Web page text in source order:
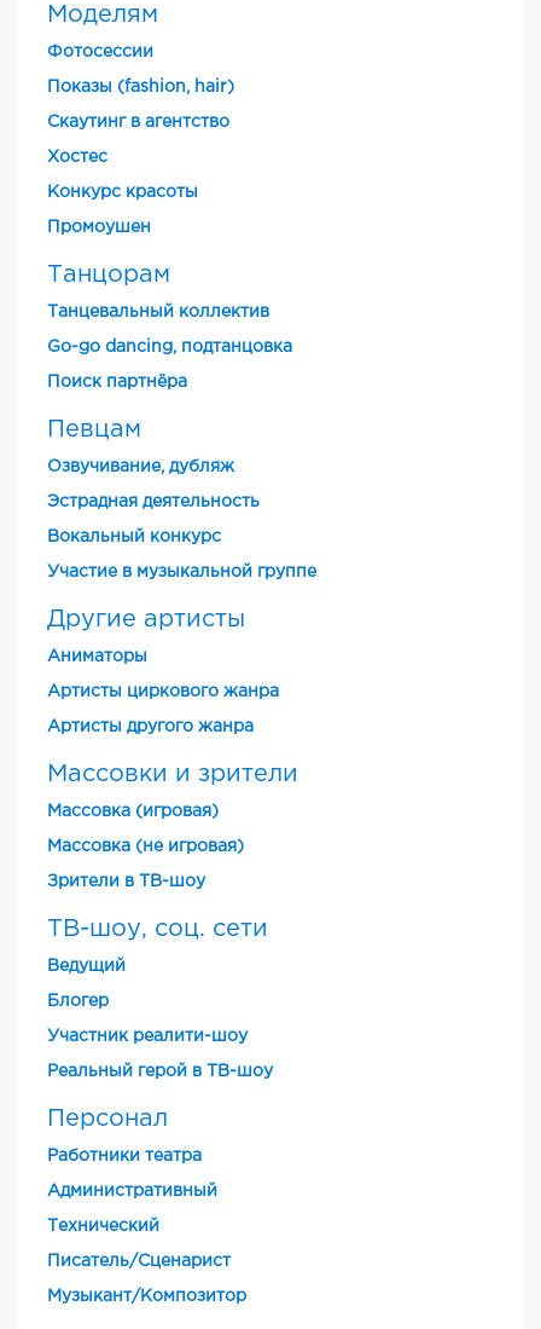
Моделям
Фотосессии
Показы (fashion, hair)
Скаутинг в агентство
Хостес
Конкурс красоты
Промоушен
Танцорам
Танцевальный коллектив
Go-go dancing, подтанцовка
Поиск партнёра
Певцам
Озвучивание, дубляж
Эстрадная деятельность
Вокальный конкурс
Участие в музыкальной группе
Другие артисты
Аниматоры
Артисты циркового жанра
Артисты другого жанра
Массовки и зрители
Массовка (игровая)
Массовка (не игровая)
Зрители в ТВ-шоу
ТВ-шоу, соц. сети
Ведущий
Блогер
Участник реалити-шоу
Реальный герой в ТВ-шоу
Персонал
Работники театра
Административный
Технический
Писатель/Сценарист
Музыкант/Композитор